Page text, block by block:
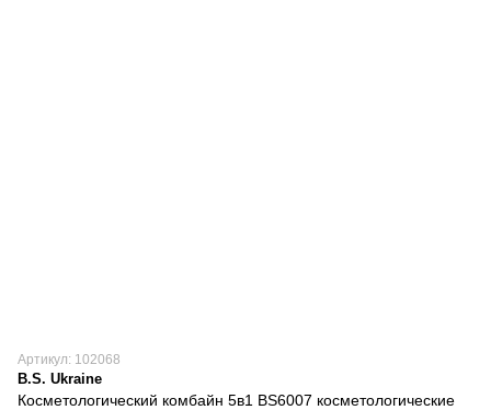
Артикул: 102068
B.S. Ukraine
Косметологический комбайн 5в1 BS6007 косметологические